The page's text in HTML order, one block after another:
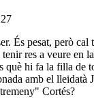
És pesat, però
res a veure en
què hi fa la filla de
amb el lleidatà
Cortés?